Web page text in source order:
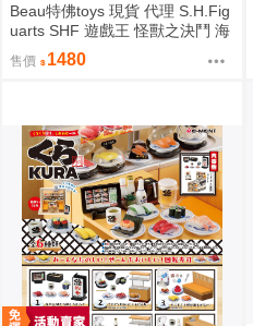
Beau特佛toys 現貨 代理 S.H.Fig
uarts SHF 遊戲王 怪獸之決鬥 海
馬瀬人 0209
售價 1480